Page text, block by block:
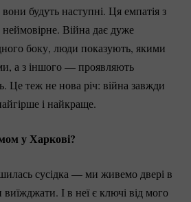
будуть наступні. Ця емпатія з
Війна дає дуже
боку, люди показують, якими
а з іншого — проявляють
Це теж не нова річ: війна завжди
і найкраще.
у Харкові?
сусідка — ми живемо двері в
І в неї є ключі від мого